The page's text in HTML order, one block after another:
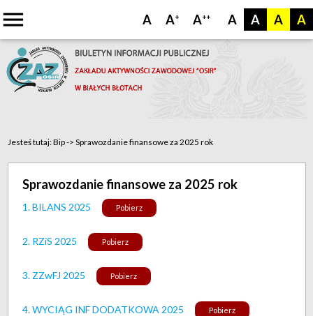
menu A
A
A
A
A++
A+
A
Jesteś tutaj:Bip-> Sprawozdanie finansowe za 2025 rok
Sprawozdanie finansowe za 2025 rok
1. BILANS 2025 Pobierz
2. RZiS 2025 Pobierz
3. ZZwFJ 2025 Pobierz
4. WYCIĄG INF DODATKOWA 2025 Pobierz